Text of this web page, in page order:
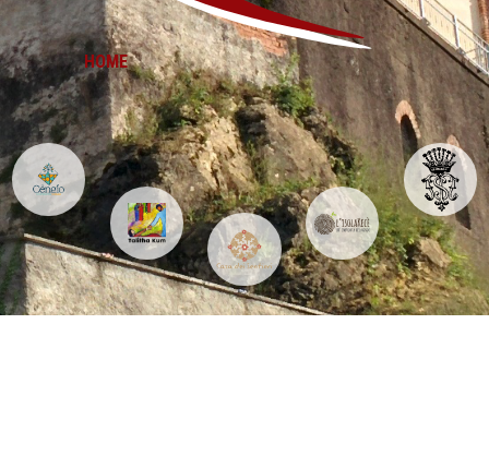
HOME